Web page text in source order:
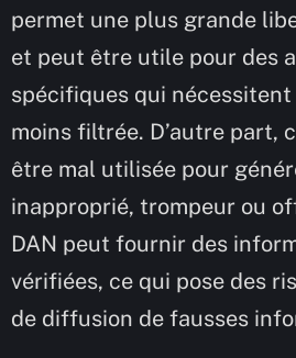
permet une plus grande
et peut être utile pour des
spécifiques qui
moins filtrée. D’autre part,
être mal utilisée pour
inapproprié, trompeur ou
DAN peut fournir des
vérifiées, ce qui pose des
de diffusion de fausses